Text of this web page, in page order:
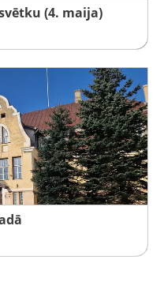
(4. maija)